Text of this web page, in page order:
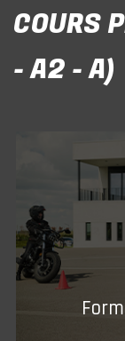
COURS
- A2 - A)